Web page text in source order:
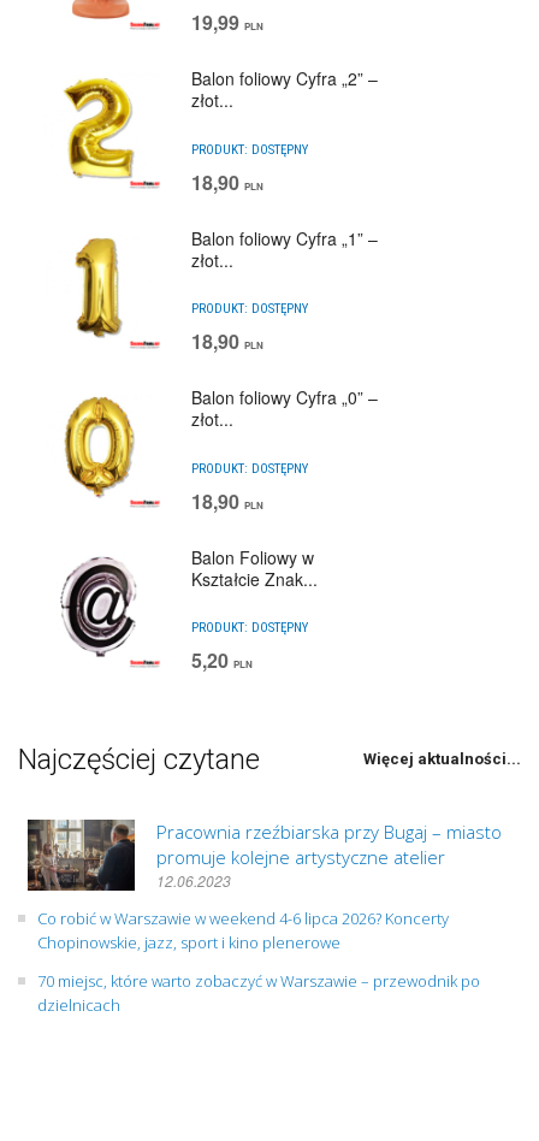
19,99 PLN
Balon foliowy Cyfra „2” –
złot...
PRODUKT: DOSTĘPNY
18,90 PLN
Balon foliowy Cyfra „1” –
złot...
PRODUKT: DOSTĘPNY
18,90 PLN
Balon foliowy Cyfra „0” –
złot...
PRODUKT: DOSTĘPNY
18,90 PLN
Balon Foliowy w
Kształcie Znak...
PRODUKT: DOSTĘPNY
5,20 PLN
Najczęściej czytane Więcej aktualności...
Pracownia rzeźbiarska przy Bugaj – miasto
promuje kolejne artystyczne atelier
12.06.2023
Co robić w Warszawie w weekend 4-6 lipca 2026? Koncerty
Chopinowskie, jazz, sport i kino plenerowe
70 miejsc, które warto zobaczyć w Warszawie – przewodnik po
dzielnicach